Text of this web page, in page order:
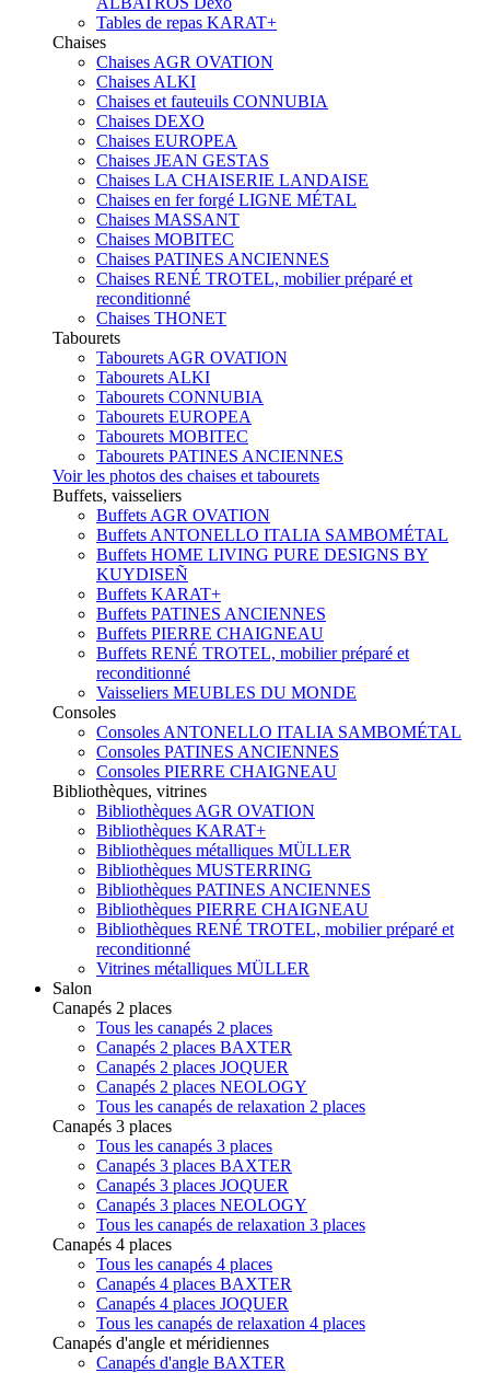
Tables de repas KARAT+
Chaises
Chaises AGR OVATION
Chaises ALKI
Chaises et fauteuils CONNUBIA
Chaises DEXO
Chaises EUROPEA
Chaises JEAN GESTAS
Chaises LA CHAISERIE LANDAISE
Chaises en fer forgé LIGNE MÉTAL
Chaises MASSANT
Chaises MOBITEC
Chaises PATINES ANCIENNES
Chaises RENÉ TROTEL, mobilier préparé et
reconditionné
Chaises THONET
Tabourets
Tabourets AGR OVATION
Tabourets ALKI
Tabourets CONNUBIA
Tabourets EUROPEA
Tabourets MOBITEC
Tabourets PATINES ANCIENNES
Voir les photos des chaises et tabourets
Buffets, vaisseliers
Buffets AGR OVATION
Buffets ANTONELLO ITALIA SAMBOMÉTAL
Buffets HOME LIVING PURE DESIGNS BY
KUYDISEÑ
Buffets KARAT+
Buffets PATINES ANCIENNES
Buffets PIERRE CHAIGNEAU
Buffets RENÉ TROTEL, mobilier préparé et
reconditionné
Vaisseliers MEUBLES DU MONDE
Consoles
Consoles ANTONELLO ITALIA SAMBOMÉTAL
Consoles PATINES ANCIENNES
Consoles PIERRE CHAIGNEAU
Bibliothèques, vitrines
Bibliothèques AGR OVATION
Bibliothèques KARAT+
Bibliothèques métalliques MÜLLER
Bibliothèques MUSTERRING
Bibliothèques PATINES ANCIENNES
Bibliothèques PIERRE CHAIGNEAU
Bibliothèques RENÉ TROTEL, mobilier préparé et
reconditionné
Vitrines métalliques MÜLLER
Salon
Canapés 2 places
Tous les canapés 2 places
Canapés 2 places BAXTER
Canapés 2 places JOQUER
Canapés 2 places NEOLOGY
Tous les canapés de relaxation 2 places
Canapés 3 places
Tous les canapés 3 places
Canapés 3 places BAXTER
Canapés 3 places JOQUER
Canapés 3 places NEOLOGY
Tous les canapés de relaxation 3 places
Canapés 4 places
Tous les canapés 4 places
Canapés 4 places BAXTER
Canapés 4 places JOQUER
Tous les canapés de relaxation 4 places
Canapés d'angle et méridiennes
Canapés d'angle BAXTER